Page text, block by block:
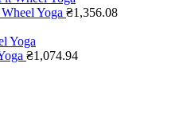
Yoga ₴1,356.08
₴1,074.94